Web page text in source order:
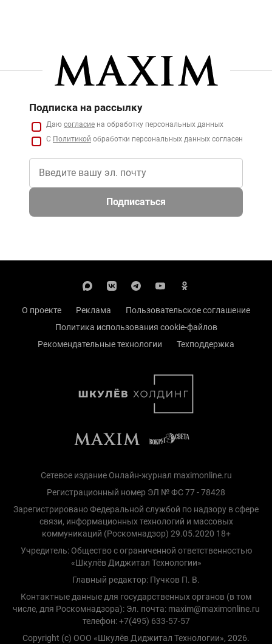
Подписка на рассылку
Даю согласие на обработку персональных данных
С Политикой обработки персональных данных согласен
Подписаться
О проекте Реклама
Пользовательское соглашение
Политика использования cookie-файлов
Рекомендательные технологии
Техподдержка
Сетевое издание Онлайн-журнал maximonline.ru
Регистрационный номер ЭЛ № ФС 77 - 78428
Зарегистрировано Федеральной службой по надзору в сфере
связи, информационных технологий и массовых
коммуникаций (Роскомнадзор) 29.05.2020 18+
Учредитель: Общество с ограниченной ответственностью
«Шкулёв Диджитал Технологии»
Главный редактор: Пучков П. В.
Контактные данные для государственных органов (в том
числе, для Роскомнадзора): Эл. почта: maxim@maximonline.ru
телефон: +7(495) 633-57-57
Copyright (с) ООО «Шкулёв Диджитал Технологии», 2026.